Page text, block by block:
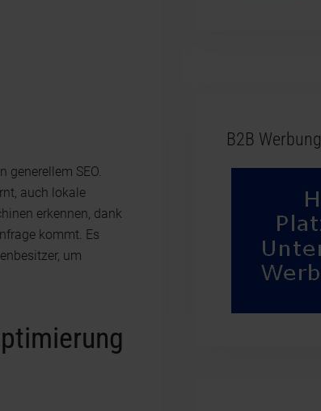
generellem SEO.
auch lokale
erkennen, dank
kommt. Es
um
B2B Werbung